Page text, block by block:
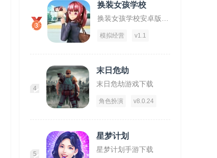
3
换装女孩学校
模拟经营 v1.1
4
末日危劫
末日危劫游戏下载
角色扮演 v8.0.24
5
星梦计划
星梦计划手游下载